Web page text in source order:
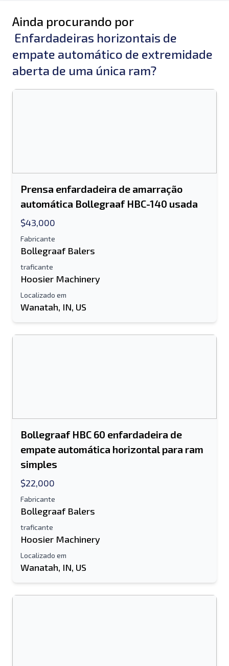
Ainda procurando por
Enfardadeiras horizontais de
empate automático de extremidade
aberta de uma única ram?
Prensa enfardadeira de amarração
automática Bollegraaf HBC-140 usada
$43,000
Fabricante
Bollegraaf Balers
traficante
Hoosier Machinery
Localizado em
Wanatah, IN, US
Bollegraaf HBC 60 enfardadeira de
empate automática horizontal para ram
simples
$22,000
Fabricante
Bollegraaf Balers
traficante
Hoosier Machinery
Localizado em
Wanatah, IN, US